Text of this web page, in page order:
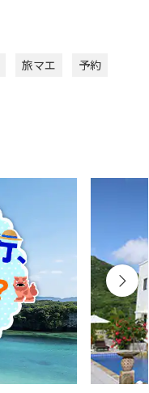
旅マエ
予約